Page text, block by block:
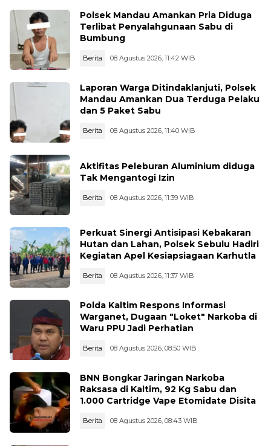
Polsek Mandau Amankan Pria Diduga
Terlibat Penyalahgunaan Sabu di
Bumbung
Berita 08 Agustus 2026, 11:42 WIB
Laporan Warga Ditindaklanjuti, Polsek
Mandau Amankan Dua Terduga Pelaku
dan 5 Paket Sabu
Berita 08 Agustus 2026, 11:40 WIB
Aktifitas Peleburan Aluminium diduga
Tak Mengantogi Izin
Berita 08 Agustus 2026, 11:39 WIB
Perkuat Sinergi Antisipasi Kebakaran
Hutan dan Lahan, Polsek Sebulu Hadiri
Kegiatan Apel Kesiapsiagaan Karhutla
Berita 08 Agustus 2026, 11:37 WIB
Polda Kaltim Respons Informasi
Warganet, Dugaan "Loket" Narkoba di
Waru PPU Jadi Perhatian
Berita 08 Agustus 2026, 08:50 WIB
BNN Bongkar Jaringan Narkoba
Raksasa di Kaltim, 92 Kg Sabu dan
1.000 Cartridge Vape Etomidate Disita
Berita 08 Agustus 2026, 08:43 WIB